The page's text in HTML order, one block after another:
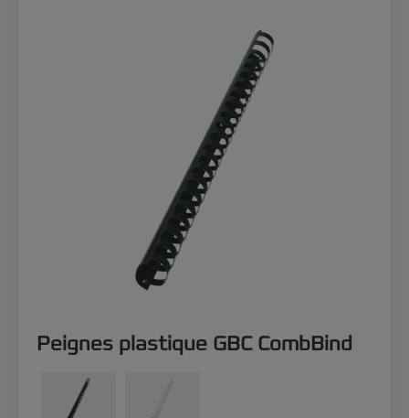
Peignes plastique GBC CombBind